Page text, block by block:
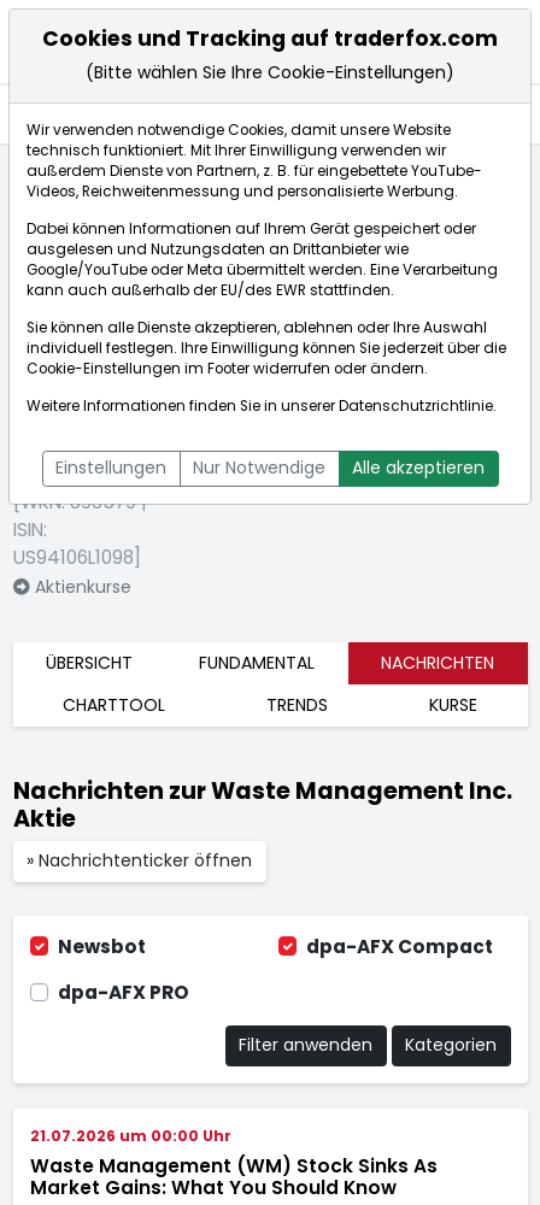
Nachrichten
Börse:
Waste
[WKN: 893579 |
ISIN:
US94106L1098]
Aktienkurse
227,723$ -0,56%
Echtzeit-Aktienkurs Waste Management Inc.
Bid: 227,566$Ask:227,881$
ÜBERSICHT FUNDAMENTAL
NACHRICHTEN
CHARTTOOL
TRENDS KURSE
Nachrichten zur Waste Management Inc.
Aktie
» Nachrichtenticker öffnen
Newsbot
dpa-AFX Compact
dpa-AFX PRO
Filter anwenden Kategorien
21.07.2026 um 00:00 Uhr
Waste Management (WM) Stock Sinks As
Market Gains: What You Should Know
Cookies und Tracking auf traderfox.com
(Bitte wählen Sie Ihre Cookie-Einstellungen)
Wir verwenden notwendige Cookies, damit unsere Website
technisch funktioniert. Mit Ihrer Einwilligung verwenden wir
außerdem Dienste von Partnern, z. B. für eingebettete YouTube-
Videos, Reichweitenmessung und personalisierte Werbung.
Dabei können Informationen auf Ihrem Gerät gespeichert oder
ausgelesen und Nutzungsdaten an Drittanbieter wie
Google/YouTube oder Meta übermittelt werden. Eine Verarbeitung
kann auch außerhalb der EU/des EWR stattfinden.
Sie können alle Dienste akzeptieren, ablehnen oder Ihre Auswahl
individuell festlegen. Ihre Einwilligung können Sie jederzeit über die
Cookie-Einstellungen im Footer widerrufen oder ändern.
Weitere Informationen finden Sie in unsererDatenschutzrichtlinie.
Einstellungen Nur Notwendige Alle akzeptieren